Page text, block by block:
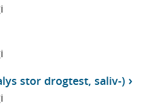
stor drogtest, saliv-)